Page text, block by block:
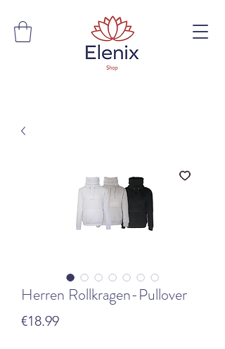
Herren Rollkragen-Pullover
€18.99Price